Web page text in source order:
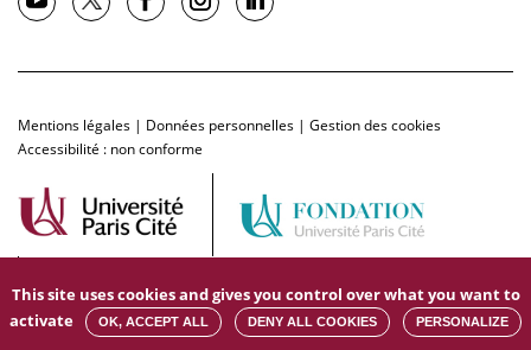
Mentions légales | Données personnelles | Gestion des cookies
Accessibilité : non conforme
This site uses cookies and gives you control over what you want to
activate
OK, ACCEPT ALL DENY ALL COOKIES PERSONALIZE